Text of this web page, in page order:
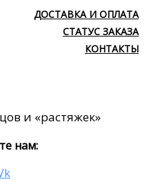
ДОСТАВКА И ОПЛАТА
СТАТУС ЗАКАЗА
КОНТАКТЫ
и «растяжек»
нам: